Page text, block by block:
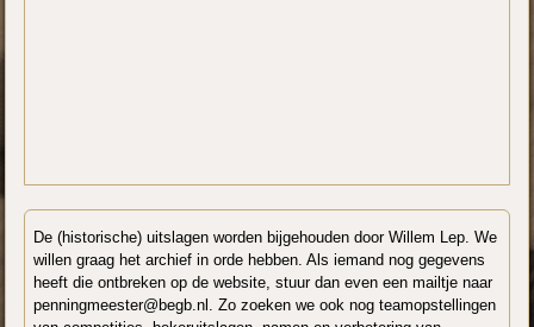
De (historische) uitslagen worden bijgehouden door Willem Lep. We
willen graag het archief in orde hebben. Als iemand nog gegevens
heeft die ontbreken op de website, stuur dan even een mailtje naar
penningmeester@begb.nl. Zo zoeken we ook nog teamopstellingen